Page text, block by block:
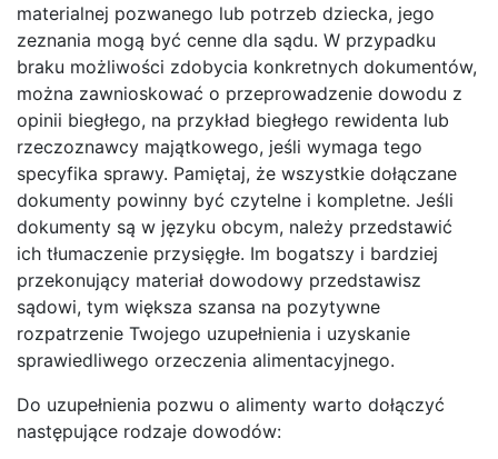
materialnej pozwanego lub potrzeb dziecka, jego
zeznania mogą być cenne dla sądu. W przypadku
braku możliwości zdobycia konkretnych dokumentów,
można zawnioskować o przeprowadzenie dowodu z
opinii biegłego, na przykład biegłego rewidenta lub
rzeczoznawcy majątkowego, jeśli wymaga tego
specyfika sprawy. Pamiętaj, że wszystkie dołączane
dokumenty powinny być czytelne i kompletne. Jeśli
dokumenty są w języku obcym, należy przedstawić
ich tłumaczenie przysięgłe. Im bogatszy i bardziej
przekonujący materiał dowodowy przedstawisz
sądowi, tym większa szansa na pozytywne
rozpatrzenie Twojego uzupełnienia i uzyskanie
sprawiedliwego orzeczenia alimentacyjnego.
Do uzupełnienia pozwu o alimenty warto dołączyć
następujące rodzaje dowodów: